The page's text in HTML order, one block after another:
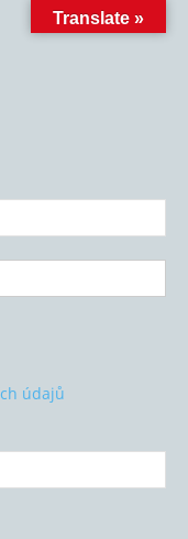
údajů
Translate »